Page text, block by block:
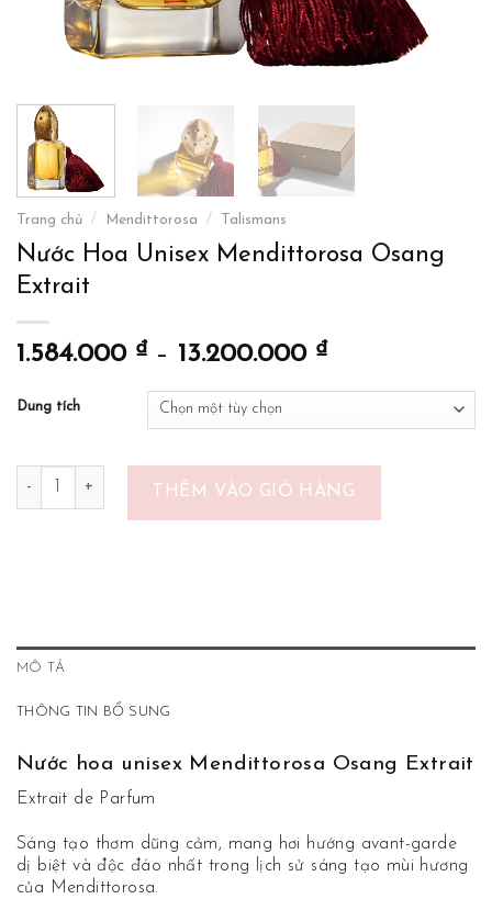
Trang chủ / Mendittorosa / Talismans
Nước Hoa Unisex Mendittorosa Osang
Extrait
1.584.000 ₫ – 13.200.000 ₫
Dung tích
Nước Hoa Unisex Mendittorosa Osang Extrait số lượng
THÊM VÀO GIỎ HÀNG
MÔ TẢ
THÔNG TIN BỔ SUNG
Nước hoa unisex Mendittorosa Osang Extrait
Extrait de Parfum
Sáng tạo thơm dũng cảm, mang hơi hướng avant-garde
dị biệt và độc đáo nhất trong lịch sử sáng tạo mùi hương
của Mendittorosa.